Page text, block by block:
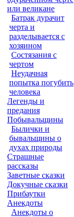
или великане
Батрак дурачит
черта и
разделывается с
хозяином
Состязания с
чертом
Неудачная
попытка погубить
человека
Легенды и
предания
Побывальщины
Былички и
бывальщины о
духах природы
Страшные
рассказы
Заветные сказки
Докучные сказки
Прибаутки
Анекдоты
Анекдоты о